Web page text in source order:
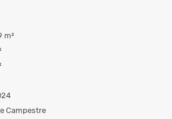
m²
Campestre